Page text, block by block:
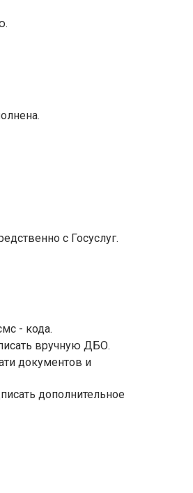
с Госуслуг.
- кода.
вручную ДБО.
документов и
дополнительное